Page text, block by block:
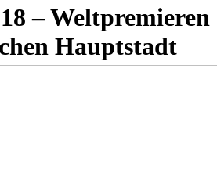
– Weltpremieren
Hauptstadt